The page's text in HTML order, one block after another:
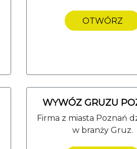
OTWÓRZ
WYWÓZ GRUZU
Firma z miasta Poznań
w branży Gruz.